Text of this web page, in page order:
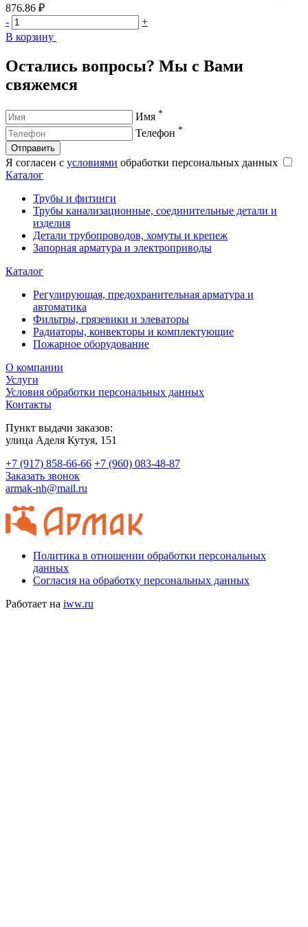
876.86 ₽
-
+
В корзину
Остались вопросы? Мы с Вами
свяжемся
Имя *
Телефон *
Отправить
Я согласен с условиями обработки персональных данных
Каталог
Трубы и фитинги
Трубы канализационные, соединительные детали и
изделия
Детали трубопроводов, хомуты и крепеж
Запорная арматура и электроприводы
Каталог
Регулирующая, предохранительная арматура и
автоматика
Фильтры, грязевики и элеваторы
Радиаторы, конвекторы и комплектующие
Пожарное оборудование
О компании
Услуги
Условия обработки персональных данных
Контакты
Пункт выдачи заказов:
​улица Аделя Кутуя, 151
+7 (917) 858-66-66 +7 (960) 083-48-87
Заказать звонок
armak-nh@mail.ru
Политика в отношении обработки персональных
данных
Согласия на обработку персональных данных
Работает на iww.ru